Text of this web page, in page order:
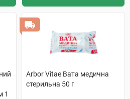
1
Arbor Vitae Вата медична
стерильна 50 г